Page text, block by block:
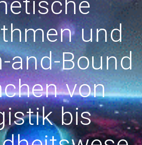
und
and-Bound
von
bis